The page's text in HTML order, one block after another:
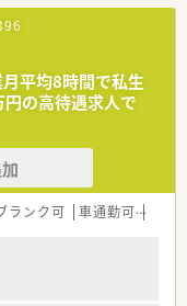
、地域医療に貢献いた
寧で温かみのあるコミ
す
積極的に連携しながら
年収500万円から550万
日制を採用しており、プ
月平均8時間で私生
の高待遇求人で
ランク可 車通勤可